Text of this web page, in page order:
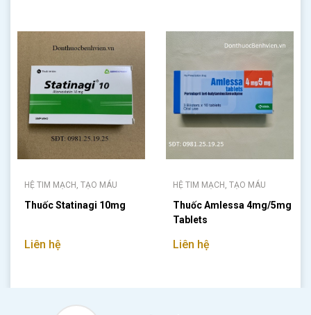
HỆ TIM MẠCH, TẠO MÁU
Thuốc Statinagi 10mg
Liên hệ
HỆ TIM MẠCH, TẠO MÁU
Thuốc Amlessa 4mg/5mg
Tablets
Liên hệ